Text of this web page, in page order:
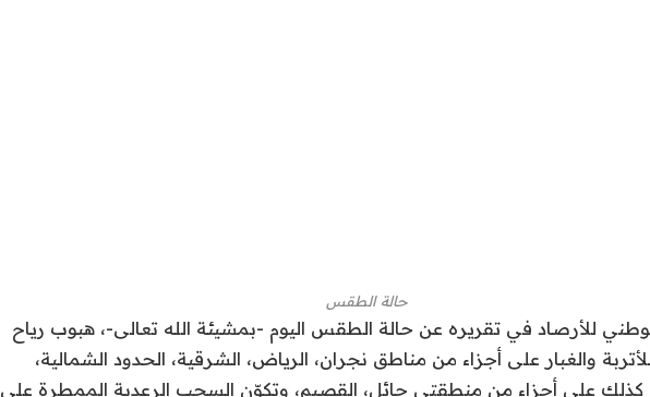
حالة الطقس
للأرصاد في تقريره عن حالة الطقس اليوم -بمشيئة الله تعالى-، هبوب رياح
والغبار على أجزاء من مناطق نجران، الرياض، الشرقية، الحدود الشمالية،
كذلك على أجزاء من منطقتي حائل، القصيم، وتكوّن السحب الرعدية الممطرة على